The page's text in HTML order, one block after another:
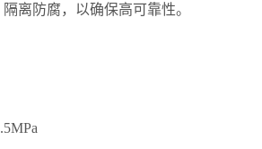
离防腐，以确保高可靠性。